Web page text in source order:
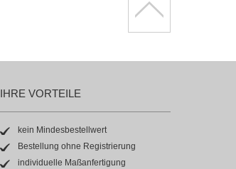
IHRE VORTEILE
kein Mindesbestellwert
Bestellung ohne Registrierung
individuelle Maßanfertigung